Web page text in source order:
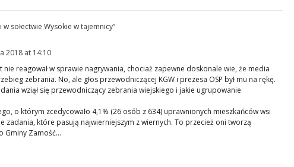
w sołectwie Wysokie w tajemnicy”
2018 at 14:10
nie reagował w sprawie nagrywania, chociaż zapewne doskonale wie, że media
zebrania. No, ale głos przewodniczącej KGW i prezesa OSP był mu na rękę.
wziął się przewodniczący zebrania wiejskiego i jakie ugrupowanie
o którym zcedycowało 4,1% (26 osób z 634) uprawnionych mieszkańców wsi
zadania, które pasują najwierniejszym z wiernych. To przecież oni tworzą
Gminy Zamość…